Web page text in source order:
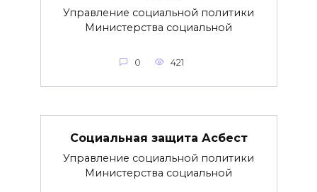
Управление социальной политики
Министерства социальной
0 421
Социальная защита Асбест
Управление социальной политики
Министерства социальной